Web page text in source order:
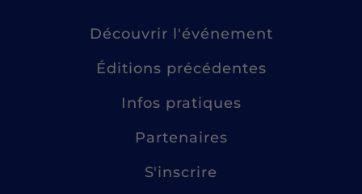
Découvrir l'événement
Éditions précédentes
Infos pratiques
Partenaires
S'inscrire